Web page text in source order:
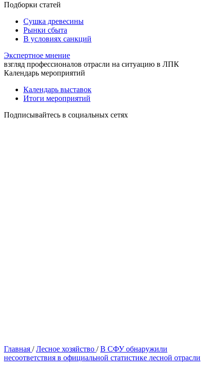
Подборки статей
Сушка древесины
Рынки сбыта
В условиях санкций
Экспертное мнение
взгляд профессионалов отрасли на ситуацию в ЛПК
Календарь мероприятий
Календарь выставок
Итоги мероприятий
Подписывайтесь в социальных сетях
Главная / Лесное хозяйство / В СФУ обнаружили
несоответствия в официальной статистике лесной отрасли